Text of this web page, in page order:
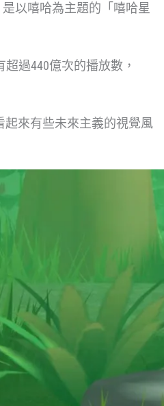
以嘻哈為主題的「嘻哈星
過440億次的播放數，
來有些未來主義的視覺風